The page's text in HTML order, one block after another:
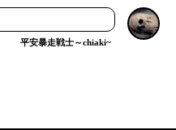
平安暴走戦士～chiaki~